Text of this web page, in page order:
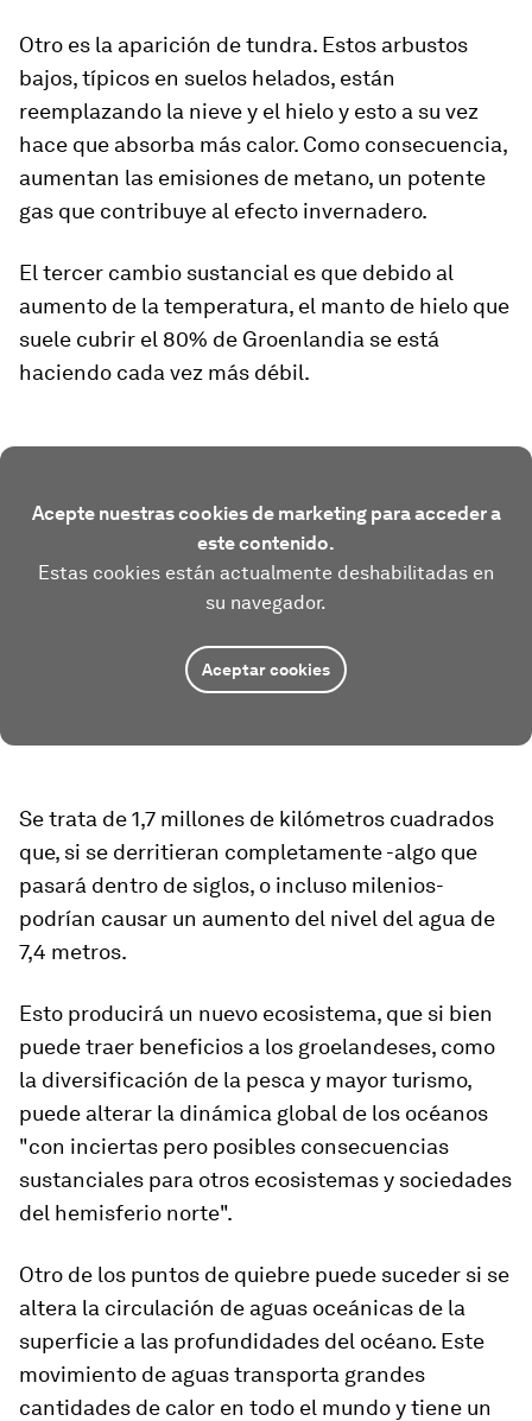
Otro es la aparición de tundra. Estos arbustos
bajos, típicos en suelos helados, están
reemplazando la nieve y el hielo y esto a su vez
hace que absorba más calor. Como consecuencia,
aumentan las emisiones de metano, un potente
gas que contribuye al efecto invernadero.
El tercer cambio sustancial es que debido al
aumento de la temperatura, el manto de hielo que
suele cubrir el 80% de Groenlandia se está
haciendo cada vez más débil.
Acepte nuestras cookies de marketing para acceder a
este contenido.
Estas cookies están actualmente deshabilitadas en
su navegador.
Aceptar cookies
Se trata de 1,7 millones de kilómetros cuadrados
que, si se derritieran completamente -algo que
pasará dentro de siglos, o incluso milenios-
podrían causar un aumento del nivel del agua de
7,4 metros.
Esto producirá un nuevo ecosistema, que si bien
puede traer beneficios a los groelandeses, como
la diversificación de la pesca y mayor turismo,
puede alterar la dinámica global de los océanos
"con inciertas pero posibles consecuencias
sustanciales para otros ecosistemas y sociedades
del hemisferio norte".
Otro de los puntos de quiebre puede suceder si se
altera la circulación de aguas oceánicas de la
superficie a las profundidades del océano. Este
movimiento de aguas transporta grandes
cantidades de calor en todo el mundo y tiene un